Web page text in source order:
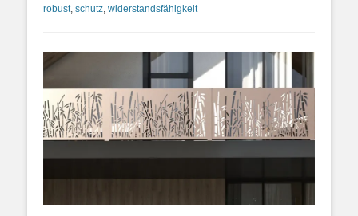
robust, schutz, widerstandsfähigkeit